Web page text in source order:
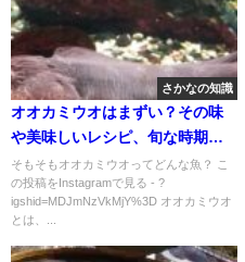
さかなの知識
オオカミウオはまずい？その味
や美味しいレシピ、旬な時期を
ご紹介
そもそもオオカミウオってどんな魚？ こ
の投稿をInstagramで見る - ?
igshid=MDJmNzVkMjY%3D オオカミウオ
とは、...